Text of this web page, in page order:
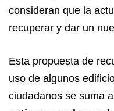
consideran que la
recuperar y dar un
Esta propuesta de
uso de algunos
ciudadanos se suma